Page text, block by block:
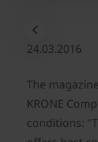
24.03.2016
The
KRONE
conditions: